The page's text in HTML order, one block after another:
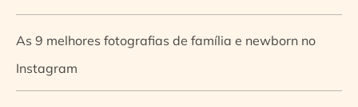
As 9 melhores fotografias de família e newborn no
Instagram